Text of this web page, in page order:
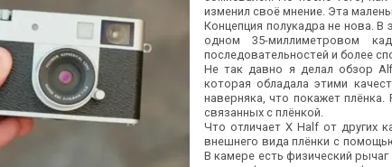
изменил своё мнение. Эта
Концепция полукадра не нова. В
одном 35-миллиметровом
последовательностей и более
Не так давно я делал обзор
которая обладала этими
наверняка, что покажет
связанных с плёнкой.
Что отличает X Half от других
внешнего вида плёнки с
В камере есть физический